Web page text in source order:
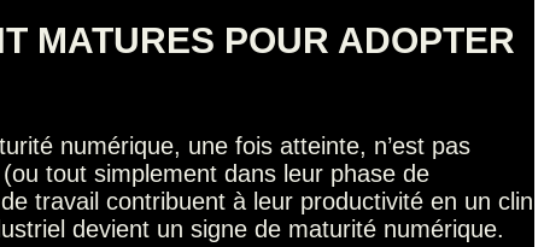
MATURES POUR ADOPTER
numérique, une fois atteinte, n’est pas
tout simplement dans leur phase de
travail contribuent à leur productivité en un clin
devient un signe de maturité numérique.